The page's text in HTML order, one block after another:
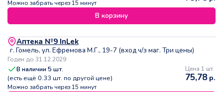
Можно забрать через 15 минут
В корзину
Аптека №9 InLek
г. Гомель, ул. Ефремова М.Г., 19-7 (вход ч/з маг. Три цены)
Годен до 31.12.2029
В наличии5 шт.
(есть ещё 0.33 шт. по другой цене)
Можно забрать через 15 минут
Цена 1 шт.
75,78р.